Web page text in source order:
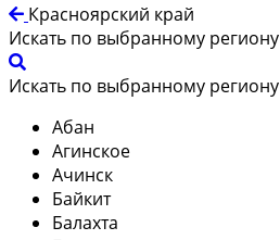
Красноярский край
Искать по выбранному региону
Искать по выбранному региону
Абан
Агинское
Ачинск
Байкит
Балахта